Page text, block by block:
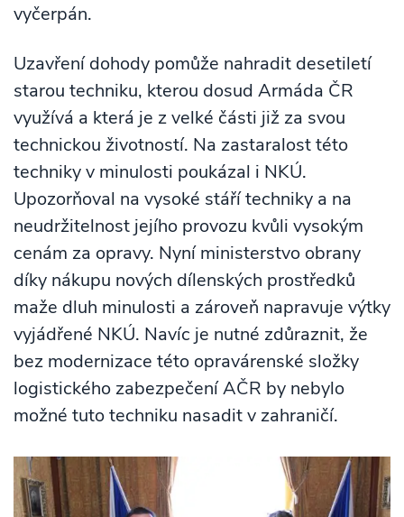
vyčerpán.
Uzavření dohody pomůže nahradit desetiletí
starou techniku, kterou dosud Armáda ČR
využívá a která je z velké části již za svou
technickou životností. Na zastaralost této
techniky v minulosti poukázal i NKÚ.
Upozorňoval na vysoké stáří techniky a na
neudržitelnost jejího provozu kvůli vysokým
cenám za opravy. Nyní ministerstvo obrany
díky nákupu nových dílenských prostředků
maže dluh minulosti a zároveň napravuje výtky
vyjádřené NKÚ. Navíc je nutné zdůraznit, že
bez modernizace této opravárenské složky
logistického zabezpečení AČR by nebylo
možné tuto techniku nasadit v zahraničí.